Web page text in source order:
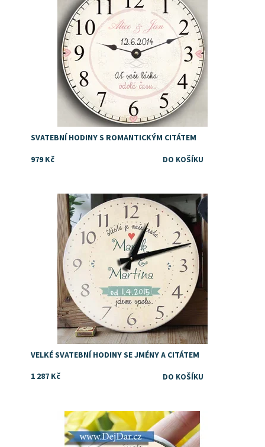
SVATEBNÍ HODINY S ROMANTICKÝM CITÁTEM
979 Kč
Dostupnost: Skladem
VELKÉ SVATEBNÍ HODINY SE JMÉNY A CITÁTEM
1 287 Kč
Dostupnost: Skladem